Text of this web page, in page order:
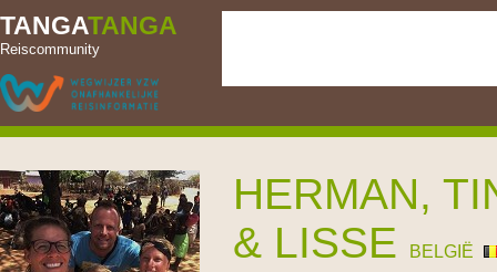
TANGATANGA
Reiscommunity
HERMAN,
& LISSE
BELGIË